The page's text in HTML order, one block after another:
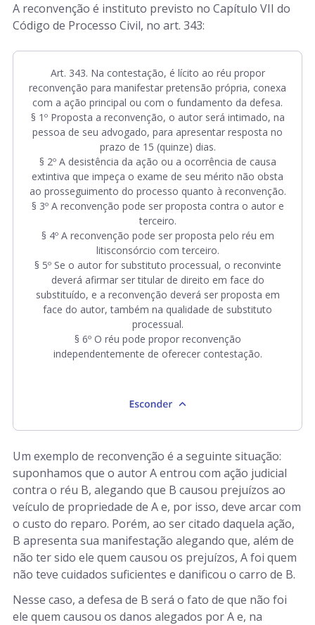
A reconvenção é instituto previsto no Capítulo VII do
Código de Processo Civil, no art. 343:
Art. 343. Na contestação, é lícito ao réu propor
reconvenção para manifestar pretensão própria, conexa
com a ação principal ou com o fundamento da defesa.
§ 1º Proposta a reconvenção, o autor será intimado, na
pessoa de seu advogado, para apresentar resposta no
prazo de 15 (quinze) dias.
§ 2º A desistência da ação ou a ocorrência de causa
extintiva que impeça o exame de seu mérito não obsta
ao prosseguimento do processo quanto à reconvenção.
§ 3º A reconvenção pode ser proposta contra o autor e
terceiro.
§ 4º A reconvenção pode ser proposta pelo réu em
litisconsórcio com terceiro.
§ 5º Se o autor for substituto processual, o reconvinte
deverá afirmar ser titular de direito em face do
substituído, e a reconvenção deverá ser proposta em
face do autor, também na qualidade de substituto
processual.
§ 6º O réu pode propor reconvenção
independentemente de oferecer contestação.
Um exemplo de reconvenção é a seguinte situação:
suponhamos que o autor A entrou com ação judicial
contra o réu B, alegando que B causou prejuízos ao
veículo de propriedade de A e, por isso, deve arcar com
o custo do reparo. Porém, ao ser citado daquela ação,
B apresenta sua manifestação alegando que, além de
não ter sido ele quem causou os prejuízos, A foi quem
não teve cuidados suficientes e danificou o carro de B.
Nesse caso, a defesa de B será o fato de que não foi
ele quem causou os danos alegados por A e, na